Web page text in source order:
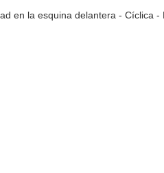
en la esquina delantera - Cíclica -